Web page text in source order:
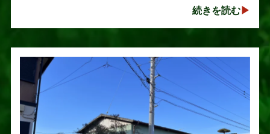
続きを読む